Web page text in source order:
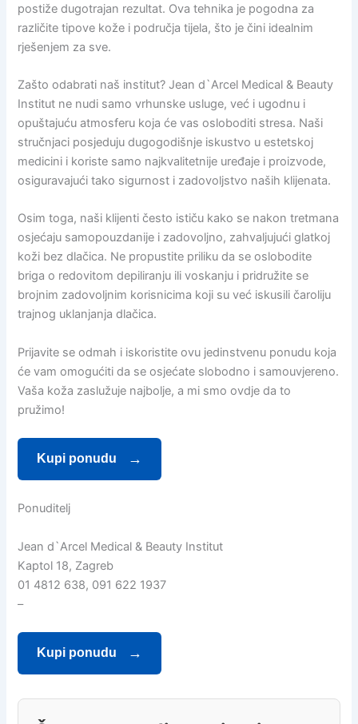
postiže dugotrajan rezultat. Ova tehnika je pogodna za
različite tipove kože i područja tijela, što je čini idealnim
rješenjem za sve.
Zašto odabrati naš institut? Jean d`Arcel Medical & Beauty
Institut ne nudi samo vrhunske usluge, već i ugodnu i
opuštajuću atmosferu koja će vas osloboditi stresa. Naši
stručnjaci posjeduju dugogodišnje iskustvo u estetskoj
medicini i koriste samo najkvalitetnije uređaje i proizvode,
osiguravajući tako sigurnost i zadovoljstvo naših klijenata.
Osim toga, naši klijenti često ističu kako se nakon tretmana
osjećaju samopouzdanije i zadovoljno, zahvaljujući glatkoj
koži bez dlačica. Ne propustite priliku da se oslobodite
briga o redovitom depiliranju ili voskanju i pridružite se
brojnim zadovoljnim korisnicima koji su već iskusili čaroliju
trajnog uklanjanja dlačica.
Prijavite se odmah i iskoristite ovu jedinstvenu ponudu koja
će vam omogućiti da se osjećate slobodno i samouvjereno.
Vaša koža zaslužuje najbolje, a mi smo ovdje da to
pružimo!
Kupi ponudu
Ponuditelj
Jean d`Arcel Medical & Beauty Institut
Kaptol 18, Zagreb
01 4812 638, 091 622 1937
–
Kupi ponudu